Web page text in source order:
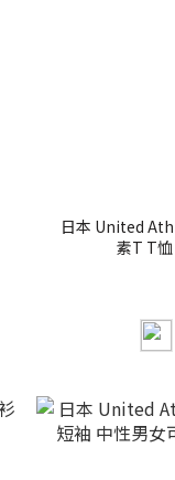
日本 United
素T T